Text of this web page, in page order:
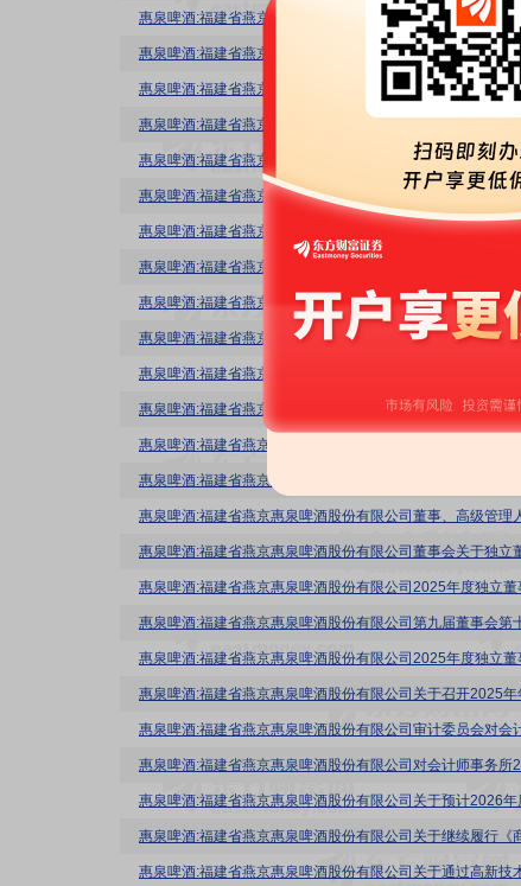
惠泉啤酒:福建省燕京惠泉啤酒股份有限公司关于董事长辞职
惠泉啤酒:福建省燕京惠泉啤酒股份有限公司章程
惠泉啤酒:福建省燕京惠泉啤酒股份有限公司关于投资金融理
惠泉啤酒:福建省燕京惠泉啤酒股份有限公司董事、高级管理
惠泉啤酒:福建省燕京惠泉啤酒股份有限公司关于修订《公司
惠泉啤酒:福建省燕京惠泉啤酒股份有限公司2025年度独立
惠泉啤酒:福建省燕京惠泉啤酒股份有限公司2025年度社会
惠泉啤酒:福建省燕京惠泉啤酒股份有限公司2025年年度报告
惠泉啤酒:福建省燕京惠泉啤酒股份有限公司2025年度内部
惠泉啤酒:福建省燕京惠泉啤酒股份有限公司2025年度审计报
惠泉啤酒:福建省燕京惠泉啤酒股份有限公司2025年度利润分
惠泉啤酒:福建省燕京惠泉啤酒股份有限公司审计委员会
惠泉啤酒:福建省燕京惠泉啤酒股份有限公司2025年年度报告
惠泉啤酒:福建省燕京惠泉啤酒股份有限公司董事、高级管理
惠泉啤酒:福建省燕京惠泉啤酒股份有限公司董事会关于独立
惠泉啤酒:福建省燕京惠泉啤酒股份有限公司2025年度独立
惠泉啤酒:福建省燕京惠泉啤酒股份有限公司第九届董事会第
惠泉啤酒:福建省燕京惠泉啤酒股份有限公司2025年度独立
惠泉啤酒:福建省燕京惠泉啤酒股份有限公司关于召开2025
惠泉啤酒:福建省燕京惠泉啤酒股份有限公司对会计师事务
惠泉啤酒:福建省燕京惠泉啤酒股份有限公司关于预计2026
惠泉啤酒:福建省燕京惠泉啤酒股份有限公司关于继续履行《
惠泉啤酒:福建省燕京惠泉啤酒股份有限公司关于通过高新技